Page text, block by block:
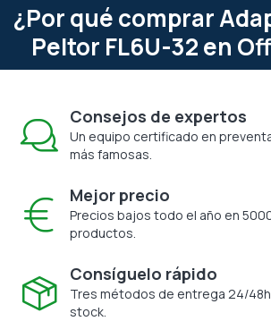
¿Por qué comprar
Peltor FL6U-32 en
Consejos de expertos
Un equipo certificado en
más famosas.
Mejor precio
Precios bajos todo el año en
productos.
Consíguelo rápido
Tres métodos de entrega 24/
stock.